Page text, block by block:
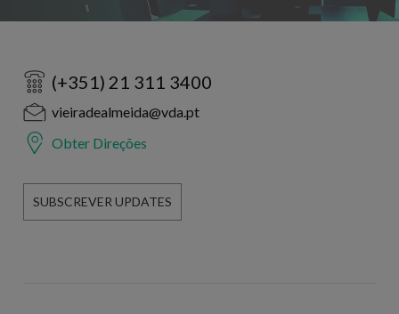
(+351) 21 311 3400
vieiradealmeida@vda.pt
Obter Direções
SUBSCREVER UPDATES